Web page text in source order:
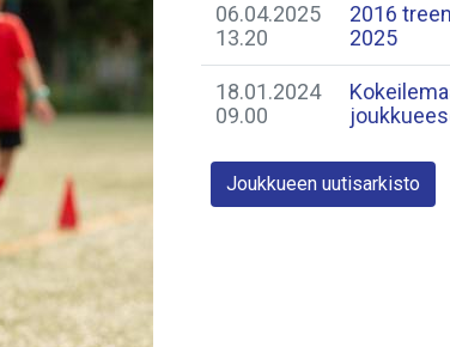
06.04.2025
13.20
2016
2025
18.01.2024
09.00
Joukkueen uutisarkisto